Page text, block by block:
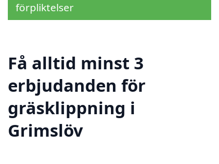
förpliktelser
Få alltid minst 3
erbjudanden för
gräsklippning i
Grimslöv